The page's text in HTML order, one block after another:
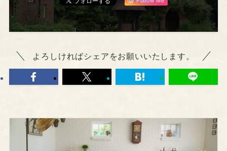
よろしければシェアをお願いいたします。